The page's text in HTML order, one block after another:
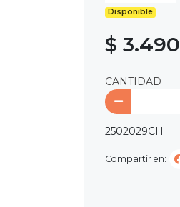
Disponible
$ 3.490
CANTIDAD
2502029CH
Compartir en: